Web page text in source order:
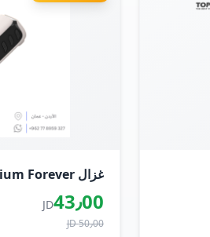
غزال Gazal 901 Titanium Forever
43٫00JD
50٫00 JD